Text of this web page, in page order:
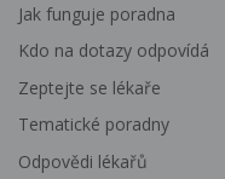
Jak funguje poradna
Kdo na dotazy odpovídá
Zeptejte se lékaře
Tematické poradny
Odpovědi lékařů